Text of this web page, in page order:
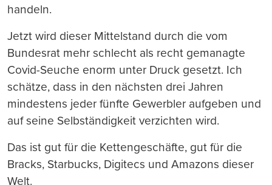
handeln.
Jetzt wird dieser Mittelstand durch die vom
Bundesrat mehr schlecht als recht gemanagte
Covid-Seuche enorm unter Druck gesetzt. Ich
schätze, dass in den nächsten drei Jahren
mindestens jeder fünfte Gewerbler aufgeben und
auf seine Selbständigkeit verzichten wird.
Das ist gut für die Kettengeschäfte, gut für die
Bracks, Starbucks, Digitecs und Amazons dieser
Welt.